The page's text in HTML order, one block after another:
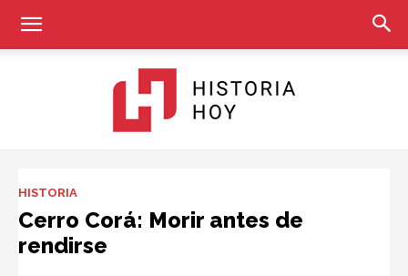
HISTORIA
Cerro Corá: Morir antes de
rendirse